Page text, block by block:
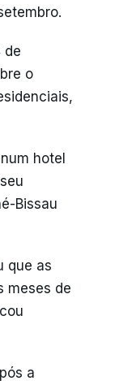
de
o
hotel
Bissau
que as
meses de
a